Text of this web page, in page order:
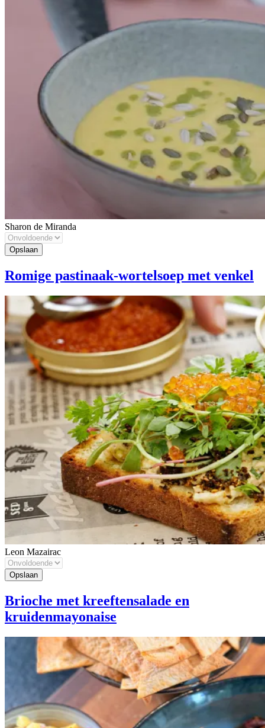
Sharon de Miranda
Romige pastinaak-wortelsoep met venkel
Leon Mazairac
Brioche met kreeftensalade en
kruidenmayonaise